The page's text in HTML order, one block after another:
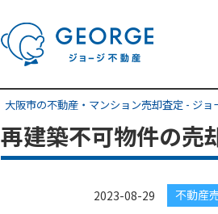
大阪市の不動産・マンション売却査定 - ジョ
再建築不可物件の売
2023-08-29 不動産